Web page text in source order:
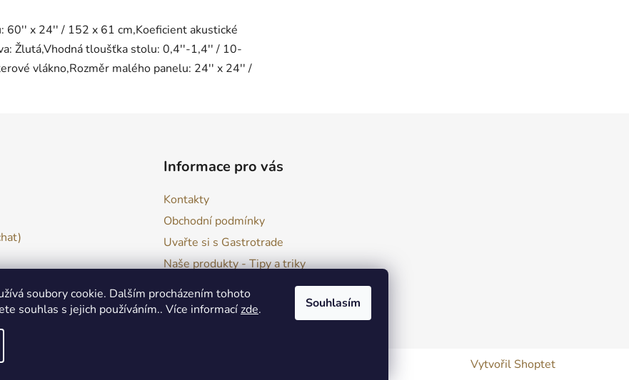
soubory cookie. Dalším procházením tohoto
souhlas s jejich používáním.. Více informacízde. Souhlasím
x 24'' / 152 x 61 cm,Koeficient akustické
Žlutá,Vhodná tloušťka stolu: 0,4''-1,4'' / 10-
vlákno,Rozměr malého panelu: 24'' x 24'' /
Informace pro vás
Kontakty
Obchodní podmínky
Uvařte si s Gastrotrade
Naše produkty - Tipy a triky
Reklamace zboží
Moje objednávka
Vytvořil Shoptet